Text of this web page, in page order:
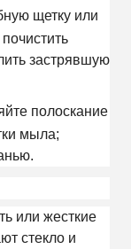
щетку или
застрявшую
полоскание
мыла;
или жесткие
стекло и